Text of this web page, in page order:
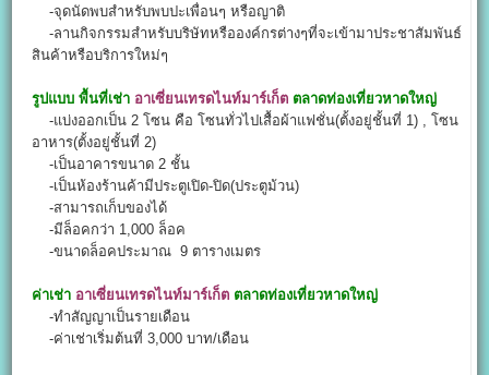
-จุดนัดพบสำหรับพบปะเพื่อนๆ หรือญาติ
-ลานกิจกรรมสำหรับบริษัทหรือองค์กรต่างๆที่จะเข้ามาประชาสัมพันธ์
สินค้าหรือบริการใหม่ๆ
รูปแบบ พื้นที่เช่า อาเซี่ยนเทรดไนท์มาร์เก็ต ตลาดท่องเที่ยวหาดใหญ่
-แบ่งออกเป็น 2 โซน คือ โซนทั่วไปเสื้อผ้าแฟชั่น(ตั้งอยู่ชั้นที่ 1) , โซน
อาหาร(ตั้งอยู่ชั้นที่ 2)
-เป็นอาคารขนาด 2 ชั้น
-เป็นห้องร้านค้ามีประตูเปิด-ปิด(ประตูม้วน)
-สามารถเก็บของได้
-มีล็อคกว่า 1,000 ล็อค
-ขนาดล็อคประมาณ 9 ตารางเมตร
ค่าเช่า อาเซี่ยนเทรดไนท์มาร์เก็ต ตลาดท่องเที่ยวหาดใหญ่
-ทำสัญญาเป็นรายเดือน
-ค่าเช่าเริ่มต้นที่ 3,000 บาท/เดือน